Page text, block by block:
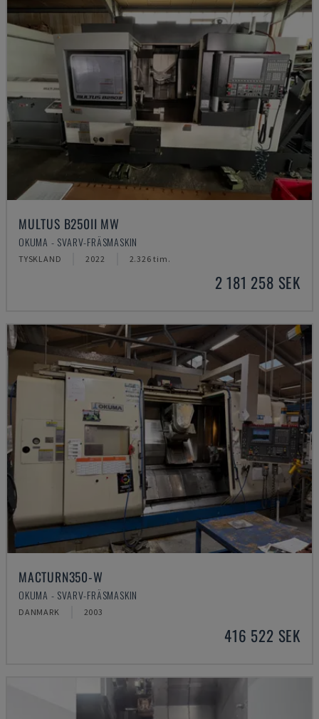
MULTUS B250II MW
OKUMA - SVARV-FRÄSMASKIN
TYSKLAND 2022 2.326 tim.
2 181 258 SEK
MACTURN350-W
OKUMA - SVARV-FRÄSMASKIN
DANMARK 2003
416 522 SEK